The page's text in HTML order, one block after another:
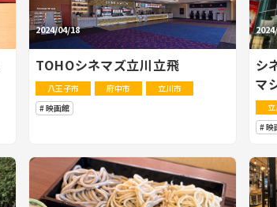
2024/04/18
TOHOシネマズ立川立飛
八王子市 府中市
立川市
映画館
シ
マ
立
映